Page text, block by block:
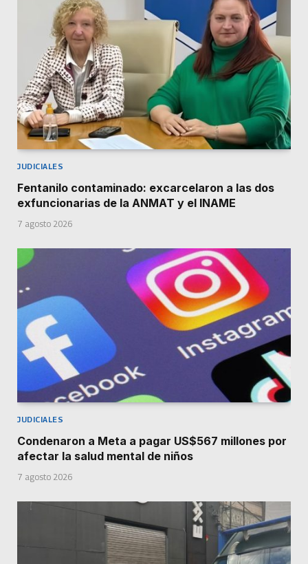
JUDICIALES
Fentanilo contaminado: excarcelaron a las dos
exfuncionarias de la ANMAT y el INAME
7 agosto 2026
JUDICIALES
Condenaron a Meta a pagar US$567 millones por
afectar la salud mental de niños
7 agosto 2026